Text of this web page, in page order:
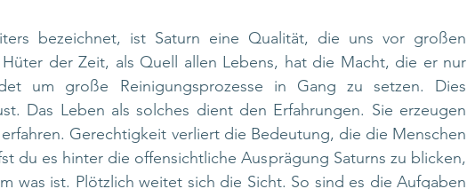
bezeichnet, ist Saturn eine Qualität, die uns vor großen
der Zeit, als Quell allen Lebens, hat die Macht, die er nur
um große Reinigungsprozesse in Gang zu setzen. Dies
Das Leben als solches dient den Erfahrungen. Sie erzeugen
Gerechtigkeit verliert die Bedeutung, die die Menschen
du es hinter die offensichtliche Ausprägung Saturns zu blicken,
was ist. Plötzlich weitet sich die Sicht. So sind es die Aufgaben